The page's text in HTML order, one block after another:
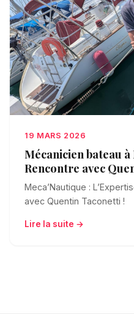
19 MARS 2026
Mécanicien bateau
Rencontre avec
Meca’Nautique :
avec Quentin Taconetti !
Lire la suite →